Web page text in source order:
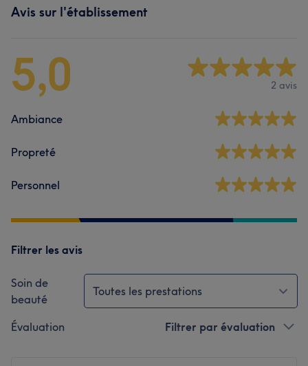
Avis sur l'établissement
5,0 2 avis
Ambiance
Propreté
Personnel
Filtrer les avis
Soin de
beauté
Toutes les prestations
Évaluation Filtrer par évaluation